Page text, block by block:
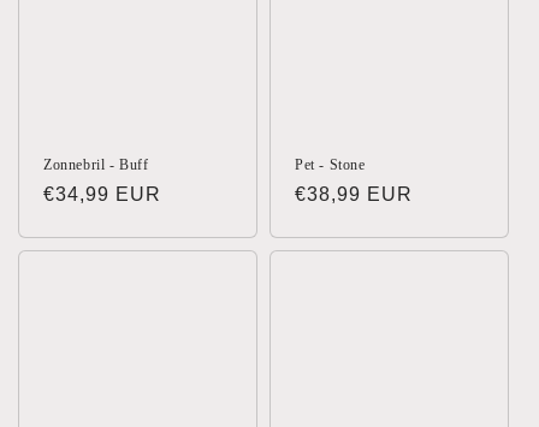
Zonnebril - Buff
Normale
€34,99 EUR
Pet - Stone
Normale
€38,99 EUR